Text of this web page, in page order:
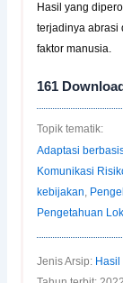
Hasil yang
terjadinya abrasi
faktor manusia.
161
Topik tematik:
Adaptasi
Komunikasi
kebijakan,
Pengetahuan
Jenis Arsip: